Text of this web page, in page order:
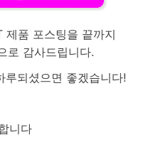
제품 포스팅을 끝까지
로 감사드립니다.
루되셨으면 좋겠습니다!
니다